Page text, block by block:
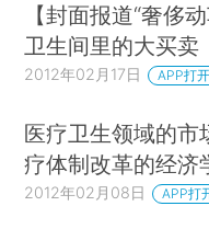
【封面报道“奢侈动
卫生间里的大买卖
2012年02月17日 APP打开
医疗卫生领域的市
疗体制改革的经济
2012年02月08日 APP打